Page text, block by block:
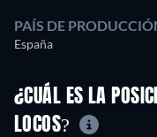
PAÍS DE
España
¿CUÁL ES LA
LOCOS?